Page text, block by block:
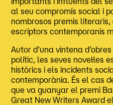
al seu compromís social i
nombrosos premis
escriptors contemporanis
Autor d’una vintena
polític, les seves novel·les
històrics i els incidents
contemporània. És el cas
que va guanyar el premi
Great New Writers Award